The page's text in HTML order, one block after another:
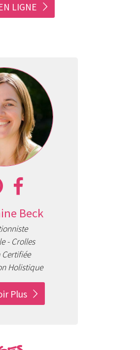
Beck
- Crolles
Certifiée
Holistique
Plus
LIGNE